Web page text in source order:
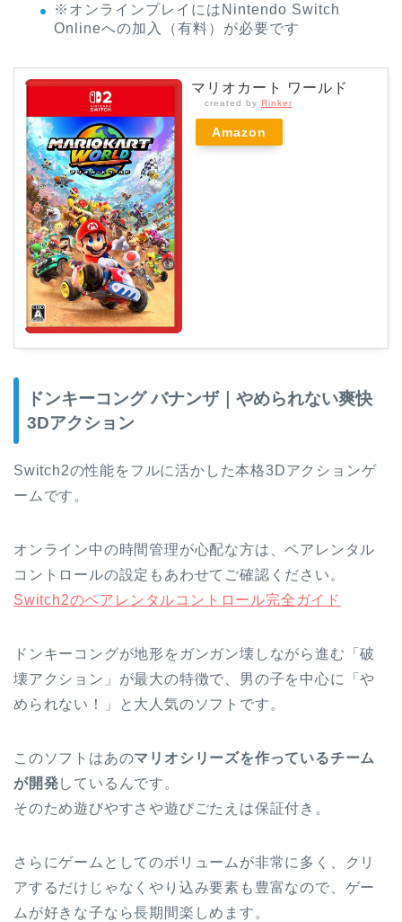
※オンラインプレイにはNintendo Switch
Onlineへの加入（有料）が必要です
マリオカート ワールド
created by Rinker
Amazon
ドンキーコング バナンザ｜やめられない爽快
3Dアクション
Switch2の性能をフルに活かした本格3Dアクションゲ
ームです。
オンライン中の時間管理が心配な方は、ペアレンタル
コントロールの設定もあわせてご確認ください。
Switch2のペアレンタルコントロール完全ガイド
ドンキーコングが地形をガンガン壊しながら進む「破
壊アクション」が最大の特徴で、男の子を中心に「や
められない！」と大人気のソフトです。
このソフトはあのマリオシリーズを作っているチーム
が開発しているんです。
そのため遊びやすさや遊びごたえは保証付き。
さらにゲームとしてのボリュームが非常に多く、クリ
アするだけじゃなくやり込み要素も豊富なので、ゲー
ムが好きな子なら長期間楽しめます。